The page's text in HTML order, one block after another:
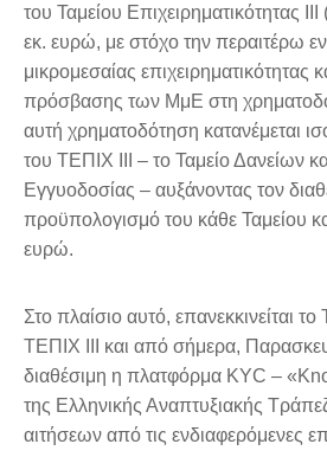
του Ταμείου Επιχειρηματικότητας
εκ. ευρώ, με στόχο την περαιτέρω
μικρομεσαίας επιχειρηματικότητας
πρόσβασης των ΜμΕ στη
αυτή χρηματοδότηση κατανέμεται
του ΤΕΠΙΧ ΙΙΙ – το Ταμείο Δανείων
Εγγυοδοσίας – αυξάνοντας τον
προϋπολογισμό του κάθε Ταμείου
ευρώ.
Στο πλαίσιο αυτό, επανεκκινείται
ΤΕΠΙΧ ΙΙΙ και από σήμερα,
διαθέσιμη η πλατφόρμα KYC –
της Ελληνικής Αναπτυξιακής
αιτήσεων από τις ενδιαφερόμενες